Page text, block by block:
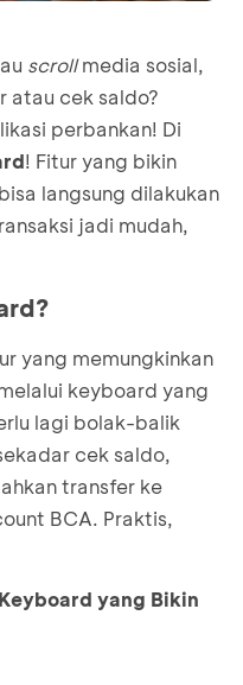
scrollmedia sosial,
atau cek saldo?
perbankan! Di
! Fitur yang bikin
langsung dilakukan
jadi mudah,
yang memungkinkan
keyboard yang
lagi bolak-balik
cek saldo,
transfer ke
BCA. Praktis,
yang Bikin